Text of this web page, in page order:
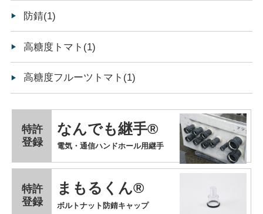
防錆(1)
高糖度トマト(1)
高糖度フルーツトマト(1)
なんでも継手®
特許
登録
電気・通信ハンドホール用継手
まもるくん®
特許
登録
ボルトナット防錆キャップ